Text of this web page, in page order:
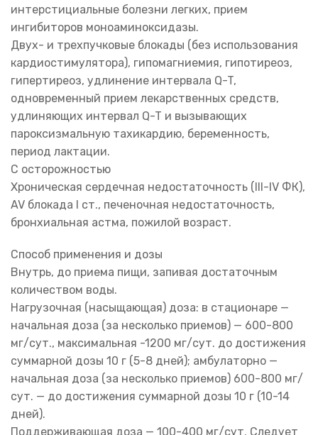
интерстициальные болезни легких, прием
ингибиторов моноаминоксидазы.
Двух- и трехпучковые блокады (без использования
кардиостимулятора), гипомагниемия, гипотиреоз,
гипертиреоз, удлинение интервала Q-T,
одновременный прием лекарственных средств,
удлиняющих интервал Q-T и вызывающих
пароксизмальную тахикардию, беременность,
период лактации.
С осторожностью
Хроническая сердечная недостаточность (III-IV ФК),
AV блокада I ст., печеночная недостаточность,
бронхиальная астма, пожилой возраст.
Способ применения и дозы
Внутрь, до приема пищи, запивая достаточным
количеством воды.
Нагрузочная (насыщающая) доза: в стационаре —
начальная доза (за несколько приемов) — 600-800
мг/сут., максимальная -1200 мг/сут. до достижения
суммарной дозы 10 г (5-8 дней); амбулаторно —
начальная доза (за несколько приемов) 600-800 мг/
сут. — до достижения суммарной дозы 10 г (10-14
дней).
Поддерживающая доза — 100-400 мг/сут. Следует